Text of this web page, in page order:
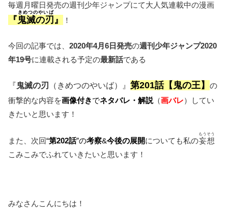
毎週月曜日発売の週刊少年ジャンプにて大人気連載中の漫画
『鬼滅の刃
きめつのやいば
』 ！
今回の記事では、 2020年4月6日発売の週刊少年ジャンプ2020
年19号に連載される予定の最新話である
『鬼滅の刃 （きめつのやいば）』 第201話【鬼の王】 の
衝撃的な内容を画像付きでネタバレ・解説（画バレ）してい
きたいと思います！
また、次回“第202話”の考察&今後の展開についても私の妄想
もうそう
こみこみでふれていきたいと思います！
みなさんこんにちは！